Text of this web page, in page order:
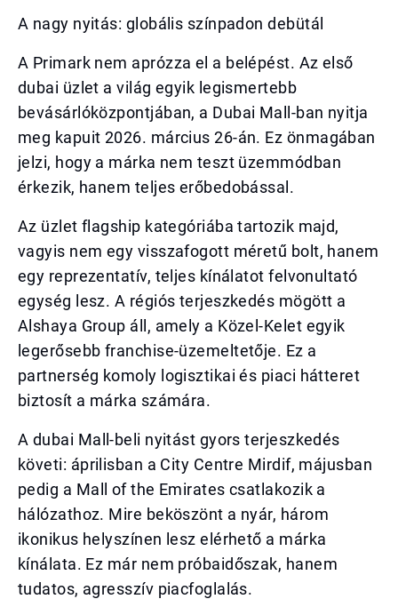
A nagy nyitás: globális színpadon debütál
A Primark nem aprózza el a belépést. Az első
dubai üzlet a világ egyik legismertebb
bevásárlóközpontjában, a Dubai Mall-ban nyitja
meg kapuit 2026. március 26-án. Ez önmagában
jelzi, hogy a márka nem teszt üzemmódban
érkezik, hanem teljes erőbedobással.
Az üzlet flagship kategóriába tartozik majd,
vagyis nem egy visszafogott méretű bolt, hanem
egy reprezentatív, teljes kínálatot felvonultató
egység lesz. A régiós terjeszkedés mögött a
Alshaya Group áll, amely a Közel-Kelet egyik
legerősebb franchise-üzemeltetője. Ez a
partnerség komoly logisztikai és piaci hátteret
biztosít a márka számára.
A dubai Mall-beli nyitást gyors terjeszkedés
követi: áprilisban a City Centre Mirdif, májusban
pedig a Mall of the Emirates csatlakozik a
hálózathoz. Mire beköszönt a nyár, három
ikonikus helyszínen lesz elérhető a márka
kínálata. Ez már nem próbaidőszak, hanem
tudatos, agresszív piacfoglalás.